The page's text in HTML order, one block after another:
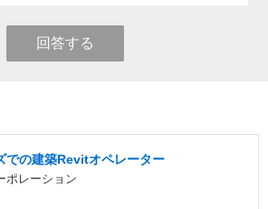
回答する
での建築Revitオペレーター
ポレーション